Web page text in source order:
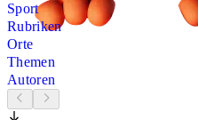
Sport
Rubriken
Orte
Themen
Autoren